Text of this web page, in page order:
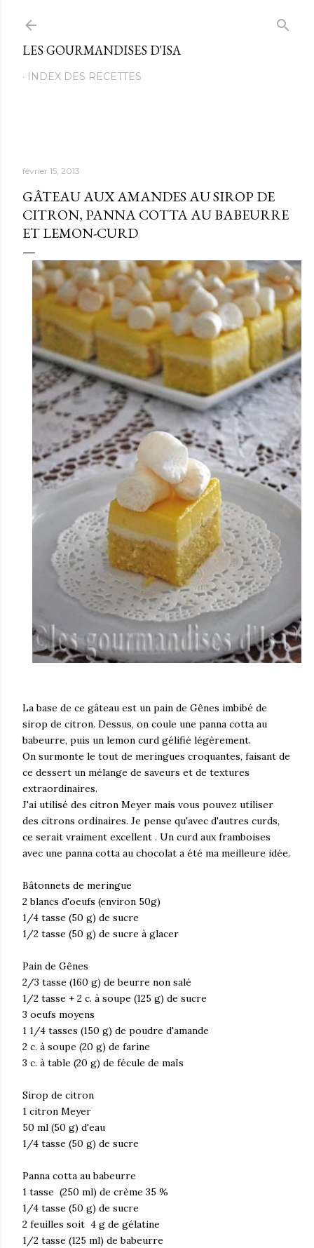
LES GOURMANDISES D'ISA
INDEX DES RECETTES
février 15, 2013
GÂTEAU AUX AMANDES AU SIROP DE
CITRON, PANNA COTTA AU BABEURRE
ET LEMON-CURD
La base de ce gâteau est un pain de Gênes imbibé de
sirop de citron. Dessus, on coule une panna cotta au
babeurre, puis un lemon curd gélifié légèrement.
On surmonte le tout de meringues croquantes, faisant de
ce dessert un mélange de saveurs et de textures
extraordinaires.
J'ai utilisé des citron Meyer mais vous pouvez utiliser
des citrons ordinaires. Je pense qu'avec d'autres curds,
ce serait vraiment excellent . Un curd aux framboises
avec une panna cotta au chocolat a été ma meilleure idée.
Bâtonnets de meringue
2 blancs d'oeufs (environ 50g)
1/4 tasse (50 g) de sucre
1/2 tasse (50 g) de sucre à glacer
Pain de Gênes
2/3 tasse (160 g) de beurre non salé
1/2 tasse + 2 c. à soupe (125 g) de sucre
3 oeufs moyens
1 1/4 tasses (150 g) de poudre d'amande
2 c. à soupe (20 g) de farine
3 c. à table (20 g) de fécule de maïs
Sirop de citron
1 citron Meyer
50 ml (50 g) d'eau
1/4 tasse (50 g) de sucre
Panna cotta au babeurre
1 tasse (250 ml) de crème 35 %
1/4 tasse (50 g) de sucre
2 feuilles soit 4 g de gélatine
1/2 tasse (125 ml) de babeurre